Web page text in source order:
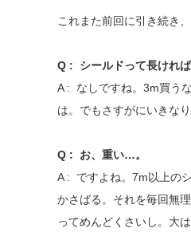
これまた前回に引き続き
Q :
シールドって長けれ
A :
なしですね。3m買う
は。でもさすがにいきな
Q :
お、重い…。
A :
ですよね。7m以上の
かさばる。それを毎回無
ってめんどくさいし。大